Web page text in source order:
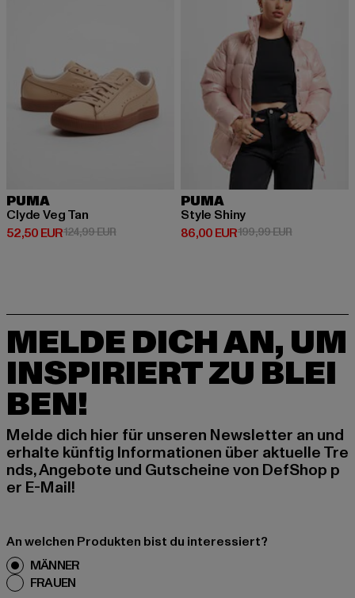
PUMA
Clyde Veg Tan
52,50 EUR
Derzeitiger Preis: 52,50 EUR
124,99 EURAktionspreis: 124,99 EUR
PUMA
Style Shiny
86,00 EUR
Derzeitiger Preis: 86,00 EUR
199,99 EUR
MELDE DICH AN, UM
INSPIRIERT ZU BLEI
BEN!
Melde dich hier für unseren Newsletter an und
erhalte künftig Informationen über aktuelle Tre
nds, Angebote und Gutscheine von DefShop p
er E-Mail!
An welchen Produkten bist du interessiert?
MÄNNER
FRAUEN